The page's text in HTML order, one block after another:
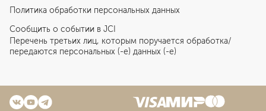
Политика обработки персональных данных
Сообщить о событии в JCI
Перечень третьих лиц, которым поручается обработка/
передаются персональных (-е) данных (-е)